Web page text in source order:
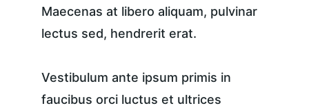
Maecenas at libero aliquam, pulvinar
lectus sed, hendrerit erat.
Vestibulum ante ipsum primis in
faucibus orci luctus et ultrices